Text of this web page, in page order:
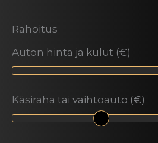
Rahoitus
Auton hinta ja kulut (€)
Käsiraha tai vaihtoauto (€)